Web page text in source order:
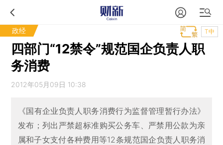
政经 T中
四部门“12禁令”规范国企负责人职
务消费
2012年05月09日 10:38
《国有企业负责人职务消费行为监督管理暂行办法》
发布；列出严禁超标准购买公务车、严禁用公款为亲
属和子女支付各种费用等12条规范国企负责人职务消